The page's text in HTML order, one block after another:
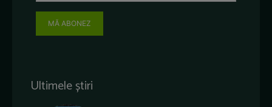
MĂ ABONEZ
Ultimele știri